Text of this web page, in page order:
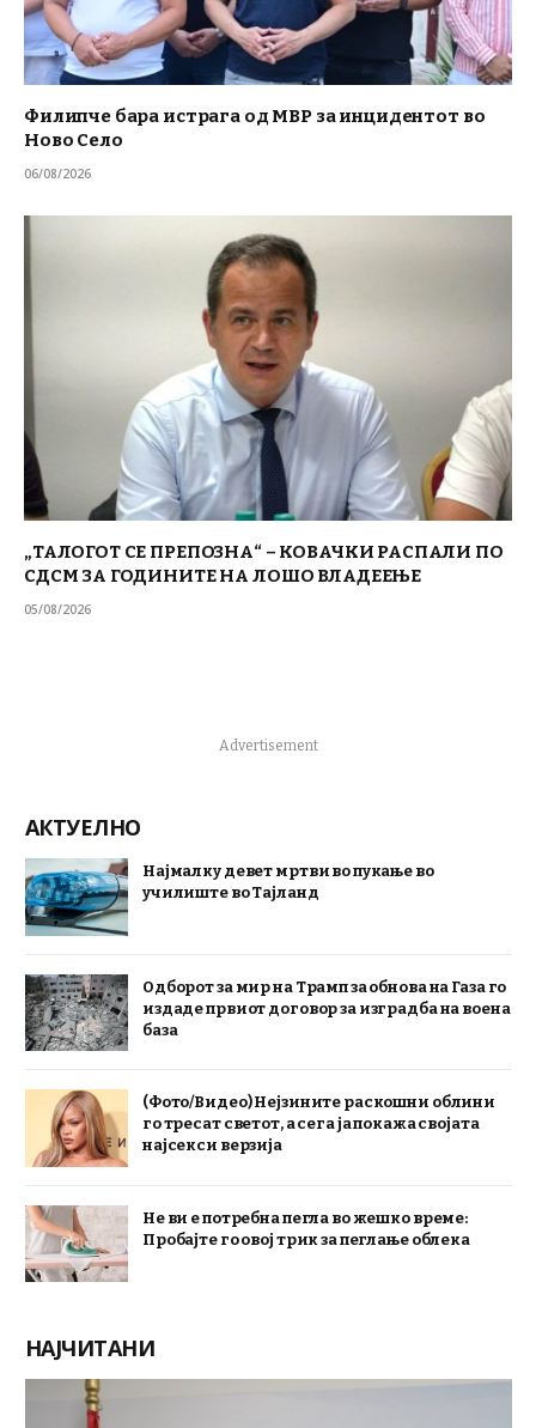
Филипче бара истрага од МВР за инцидентот во
Ново Село
06/08/2026
„ТАЛОГОТ СЕ ПРЕПОЗНА“ – КОВАЧКИ РАСПАЛИ ПО
СДСМ ЗА ГОДИНИТЕ НА ЛОШО ВЛАДЕЕЊЕ
05/08/2026
Advertisement
АКТУЕЛНО
Најмалку девет мртви во пукање во
училиште во Тајланд
Одборот за мир на Трамп за обнова на Газа го
издаде првиот договор за изградба на воена
база
(Фото/Видео) Нејзините раскошни облини
го тресат светот, а сега ја покажа својата
најсекси верзија
Не ви е потребна пегла во жешко време:
Пробајте го овој трик за пеглање облека
НАЈЧИТАНИ